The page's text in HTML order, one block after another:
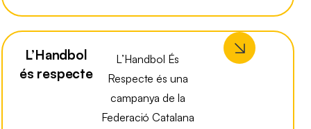
L’Handbol
és respecte
L’Handbol És
Respecte és una
campanya de la
Federació Catalana